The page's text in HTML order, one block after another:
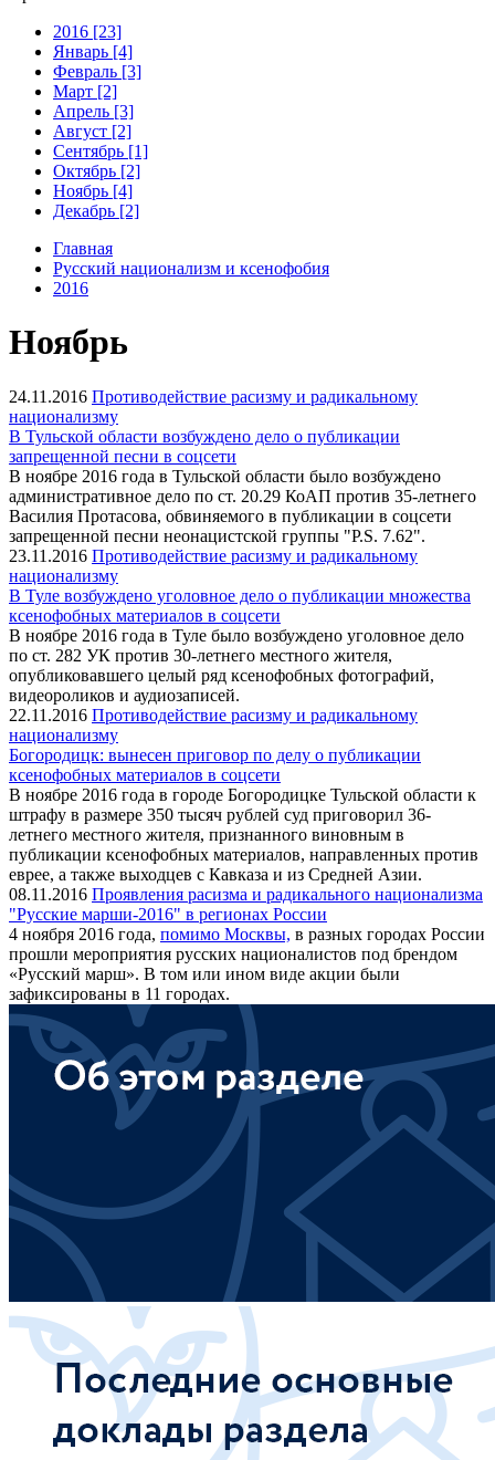
2016 [23]
Январь [4]
Февраль [3]
Март [2]
Апрель [3]
Август [2]
Сентябрь [1]
Октябрь [2]
Ноябрь [4]
Декабрь [2]
Главная
Русский национализм и ксенофобия
2016
Ноябрь
24.11.2016 Противодействие расизму и радикальному
национализму
В Тульской области возбуждено дело о публикации
запрещенной песни в соцсети
В ноябре 2016 года в Тульской области было возбуждено
административное дело по ст. 20.29 КоАП против 35-летнего
Василия Протасова, обвиняемого в публикации в соцсети
запрещенной песни неонацистской группы "P.S. 7.62".
23.11.2016 Противодействие расизму и радикальному
национализму
В Туле возбуждено уголовное дело о публикации множества
ксенофобных материалов в соцсети
В ноябре 2016 года в Туле было возбуждено уголовное дело
по ст. 282 УК против 30-летнего местного жителя,
опубликовавшего целый ряд ксенофобных фотографий,
видеороликов и аудиозаписей.
22.11.2016 Противодействие расизму и радикальному
национализму
Богородицк: вынесен приговор по делу о публикации
ксенофобных материалов в соцсети
В ноябре 2016 года в городе Богородицке Тульской области к
штрафу в размере 350 тысяч рублей суд приговорил 36-
летнего местного жителя, признанного виновным в
публикации ксенофобных материалов, направленных против
еврее, а также выходцев с Кавказа и из Средней Азии.
08.11.2016 Проявления расизма и радикального национализма
"Русские марши-2016" в регионах России
4 ноября 2016 года, помимо Москвы, в разных городах России
прошли мероприятия русских националистов под брендом
«Русский марш». В том или ином виде акции были
зафиксированы в 11 городах.